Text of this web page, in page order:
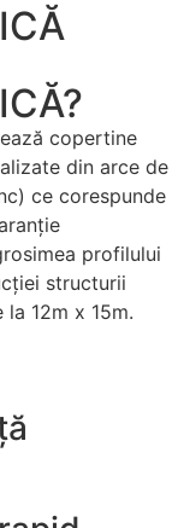
copertine
din arce de
ce corespunde
profilului
structurii
12m x 15m.